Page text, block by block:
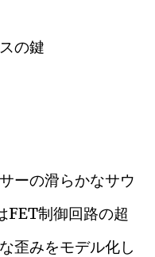
の鍵
ーの滑らかなサウ
FET制御回路の超
歪みをモデル化し